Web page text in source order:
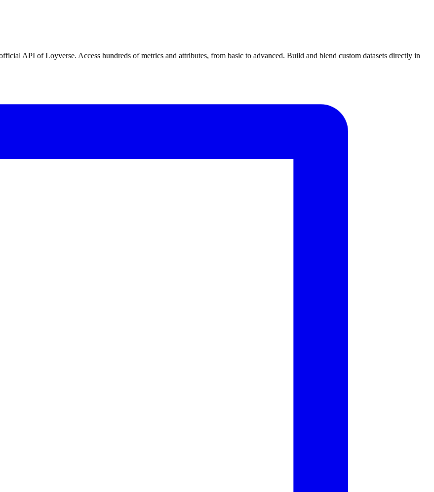
API of Loyverse. Access hundreds of metrics and attributes, from basic to advanced. Build and blend custom datasets directly in